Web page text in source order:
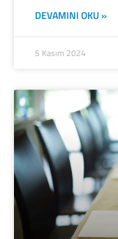
DEVAMINI OKU »
5 Kasım 2024